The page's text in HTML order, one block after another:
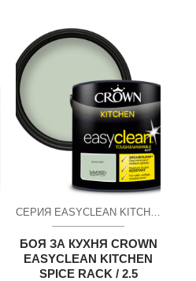
СЕРИЯ EASYCLEAN KITCHEN ПОЧИСТВАЩ СЕ МАТ
БОЯ ЗА КУХНЯ CROWN
EASYCLEAN KITCHEN
SPICE RACK / 2.5